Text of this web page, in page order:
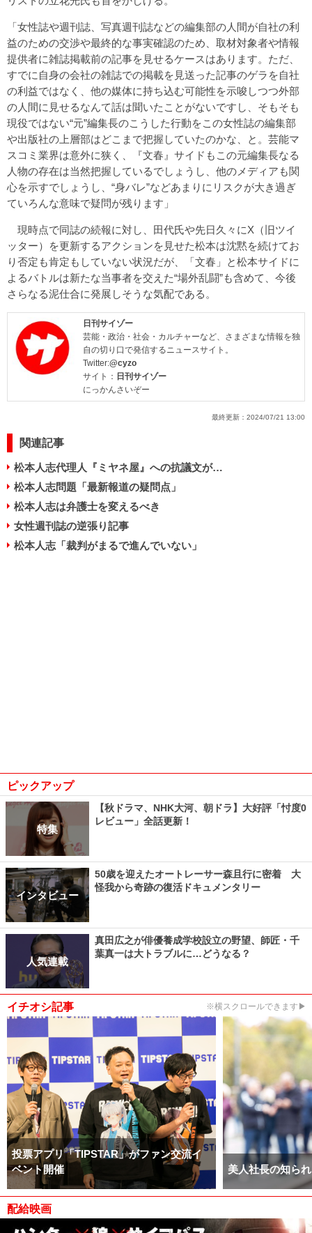
「女性誌や週刊誌、写真週刊誌などの編集部の人間が自社の利
益のための交渉や最終的な事実確認のため、取材対象者や情報
提供者に雑誌掲載前の記事を見せるケースはあります。ただ、
すでに自身の会社の雑誌での掲載を見送った記事のゲラを自社
の利益ではなく、他の媒体に持ち込む可能性を示唆しつつ外部
の人間に見せるなんて話は聞いたことがないですし、そもそも
現役ではない“元”編集長のこうした行動をこの女性誌の編集部
や出版社の上層部はどこまで把握していたのかな、と。芸能マ
スコミ業界は意外に狭く、『文春』サイドもこの元編集長なる
人物の存在は当然把握しているでしょうし、他のメディアも関
心を示すでしょうし、“身バレ”などあまりにリスクが大き過ぎ
ていろんな意味で疑問が残ります」
現時点で同誌の続報に対し、田代氏や先日久々にX（旧ツイ
ッター）を更新するアクションを見せた松本は沈黙を続けてお
り否定も肯定もしていない状況だが、「文春」と松本サイドに
よるバトルは新たな当事者を交えた“場外乱闘”も含めて、今後
さらなる泥仕合に発展しそうな気配である。
日刊サイゾー
芸能・政治・社会・カルチャーなど、さまざまな情報を独
自の切り口で発信するニュースサイト。
Twitter:@cyzo
サイト： 日刊サイゾー
にっかんさいぞー
最終更新： 2024/07/21 13:00
関連記事
松本人志代理人『ミヤネ屋』への抗議文が…
松本人志問題「最新報道の疑問点」
松本人志は弁護士を変えるべき
女性週刊誌の逆張り記事
松本人志「裁判がまるで進んでいない」
ピックアップ
特集
【秋ドラマ、NHK大河、朝ドラ】大好評「忖度0
レビュー」全話更新！
インタビュー
50歳を迎えたオートレーサー森且行に密着 大
怪我から奇跡の復活ドキュメンタリー
人気連載
真田広之が俳優養成学校設立の野望、師匠・千
葉真一は大トラブルに…どうなる？
イチオシ記事 ※横スクロールできます▶
投票アプリ「TIPSTAR」がファン交流イ
ベント開催
美人社長の知ら
配給映画